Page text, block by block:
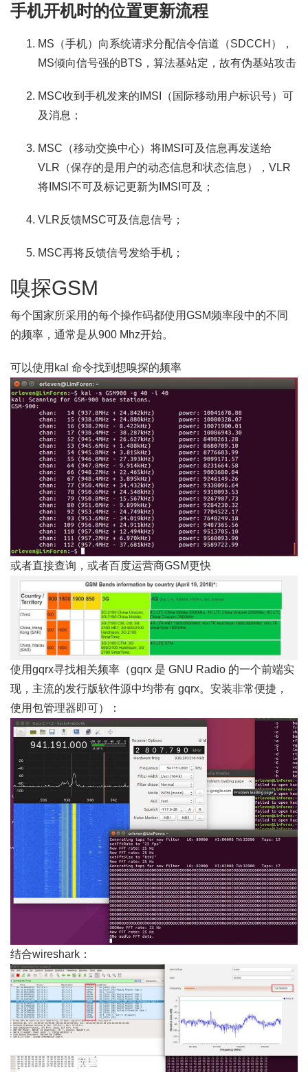
手机开机时的位置更新流程
MS（手机）向系统请求分配信令信道（SDCCH），
MS倾向信号强的BTS，算法基站定，故有伪基站攻击
MSC收到手机发来的IMSI（国际移动用户标识号）可
及消息；
MSC（移动交换中心）将IMSI可及信息再发送给
VLR（保存的是用户的动态信息和状态信息），VLR
将IMSI不可及标记更新为IMSI可及；
VLR反馈MSC可及信息信号；
MSC再将反馈信号发给手机；
嗅探GSM
每个国家所采用的每个操作码都使用GSM频率段中的不同
的频率，通常是从900 Mhz开始。
可以使用kal 命令找到想嗅探的频率
或者直接查询，或者百度运营商GSM更快
使用gqrx寻找相关频率（gqrx 是 GNU Radio 的一个前端实
现，主流的发行版软件源中均带有 gqrx。安装非常便捷，
使用包管理器即可）：
结合wireshark：